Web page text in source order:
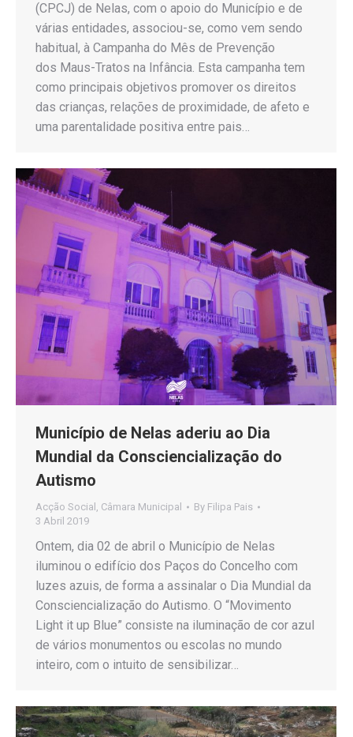
(CPCJ) de Nelas, com o apoio do Município e de
várias entidades, associou-se, como vem sendo
habitual, à Campanha do Mês de Prevenção
dos Maus-Tratos na Infância. Esta campanha tem
como principais objetivos promover os direitos
das crianças, relações de proximidade, de afeto e
uma parentalidade positiva entre pais…
Município de Nelas aderiu ao Dia
Mundial da Consciencialização do
Autismo
Acção Social Câmara Municipal By Filipa Pais
3 Abril 2019
Ontem, dia 02 de abril o Município de Nelas
iluminou o edifício dos Paços do Concelho com
luzes azuis, de forma a assinalar o Dia Mundial da
Consciencialização do Autismo. O “Movimento
Light it up Blue” consiste na iluminação de cor azul
de vários monumentos ou escolas no mundo
inteiro, com o intuito de sensibilizar…